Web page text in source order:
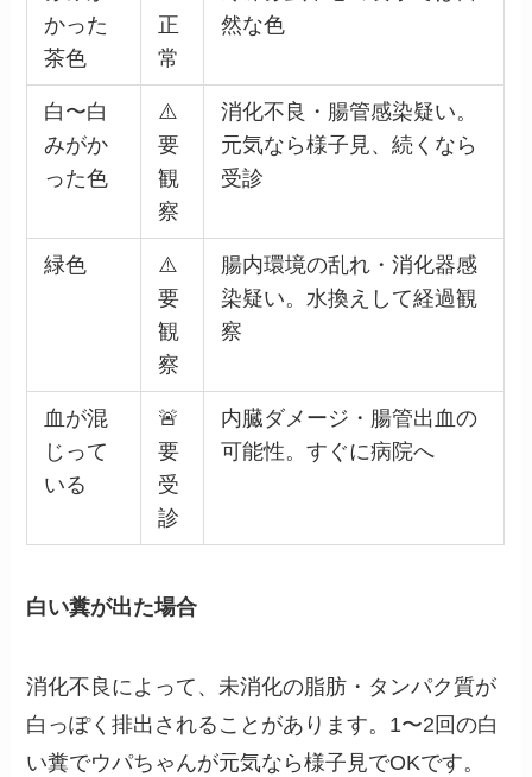
かった
茶色
正
常
然な色
白〜白
みがか
った色
⚠️
要
観
察
消化不良・腸管感染疑い。
元気なら様子見、続くなら
受診
緑色
⚠️
要
観
察
腸内環境の乱れ・消化器感
染疑い。水換えして経過観
察
血が混
じって
いる
🚨
要
受
診
内臓ダメージ・腸管出血の
可能性。すぐに病院へ
白い糞が出た場合
消化不良によって、未消化の脂肪・タンパク質が
白っぽく排出されることがあります。1〜2回の白
い糞でウパちゃんが元気なら様子見でOKです。